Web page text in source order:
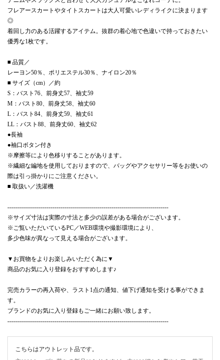
フレアースカートやタイトスカートは大人可愛いレディライクに決まります
◎
着回し力のある活躍するアイテム。抜群の着心地で色違いで持っておきたい
優秀な1枚です。
■ 品質／
レーヨン50％、ポリエステル30％、ナイロン20％
■ サイズ（cm）／約
S：バスト76、前身丈57、袖丈59
M：バスト80、前身丈58、袖丈60
L：バスト84、前身丈59、袖丈61
LL：バスト88、前身丈60、袖丈62
●長袖
●袖口ボタン付き
※摩擦等により色移りすることがあります。
※繊細な編地を使用しておりますので、バッグやアクセサリー等をお使いの
際は引っ掛かりにご注意ください。
■ 取扱い／洗濯機
----------------------------------------------------------------------------------
※サイズ寸法は実際の寸法と多少の誤差がある場合がございます。
※ご覧いただいているPC／WEB環境や撮影環境により、
多少色味が異なって見える場合がございます。
▼お買物をよりお楽しみいただく為に▼
商品のお気に入り登録をおすすめします♪
完売カラーの再入荷や、ラスト1点の通知、値下げ通知を受ける事ができま
す。
ブランドのお気に入り登録もご一緒にお願い致します。
----------------------------------------------------------------------------------
こちらはアウトレット品です。